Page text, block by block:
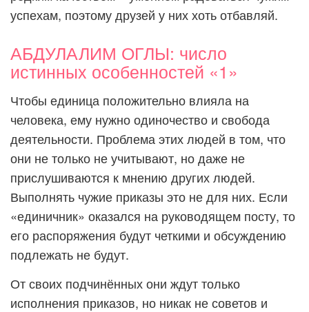
успехам, поэтому друзей у них хоть отбавляй.
АБДУЛАЛИМ ОГЛЫ: число
истинных особенностей «1»
Чтобы единица положительно влияла на
человека, ему нужно одиночество и свобода
деятельности. Проблема этих людей в том, что
они не только не учитывают, но даже не
прислушиваются к мнению других людей.
Выполнять чужие приказы это не для них. Если
«единичник» оказался на руководящем посту, то
его распоряжения будут четкими и обсуждению
подлежать не будут.
От своих подчинённых они ждут только
исполнения приказов, но никак не советов и